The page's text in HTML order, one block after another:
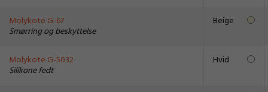
Molykote G-67
Smørring og beskyttelse
Beige
Molykote G-5032
Silikone fedt
Hvid